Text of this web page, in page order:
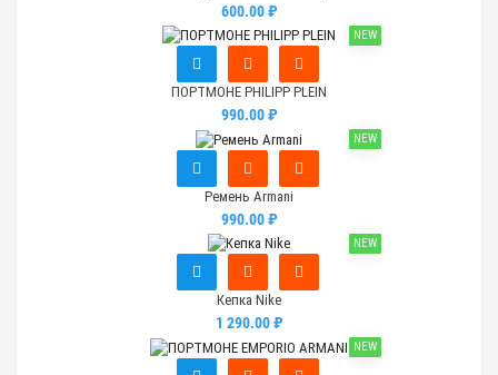
600.00 ₽
NEW
ПОРТМОНЕ PHILIPP PLEIN
990.00 ₽
NEW
Ремень Armani
990.00 ₽
NEW
Кепка Nike
1 290.00 ₽
NEW